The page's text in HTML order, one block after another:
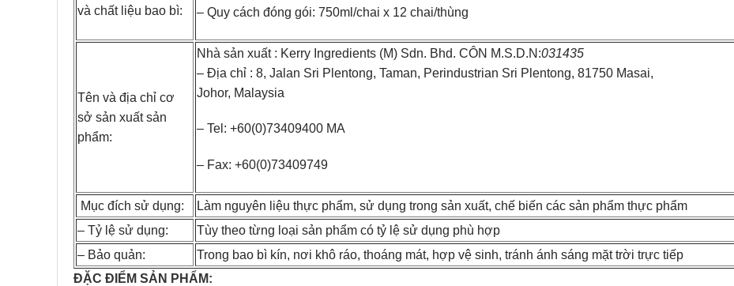
và chất liệu bao bì:
– Quy cách đóng gói: 750ml/chai x 12 chai/thùng
Tên và địa chỉ cơ
sở sản xuất sản
phẩm:
Nhà sản xuất : Kerry Ingredients (M) Sdn. Bhd. CÔN M.S.D.N:031435
– Địa chỉ : 8, Jalan Sri Plentong, Taman, Perindustrian Sri Plentong, 81750 Masai,
Johor, Malaysia
– Tel: +60(0)73409400 MA
– Fax: +60(0)73409749
Mục đích sử dụng:
Làm nguyên liệu thực phẩm, sử dụng trong sản xuất, chế biến các sản phẩm thực phẩm
– Tỷ lệ sử dụng:
Tùy theo từng loại sản phẩm có tỷ lệ sử dụng phù hợp
– Bảo quản:
Trong bao bì kín, nơi khô ráo, thoáng mát, hợp vệ sinh, tránh ánh sáng mặt trời trực tiếp
ĐẶC ĐIỂM SẢN PHẨM: